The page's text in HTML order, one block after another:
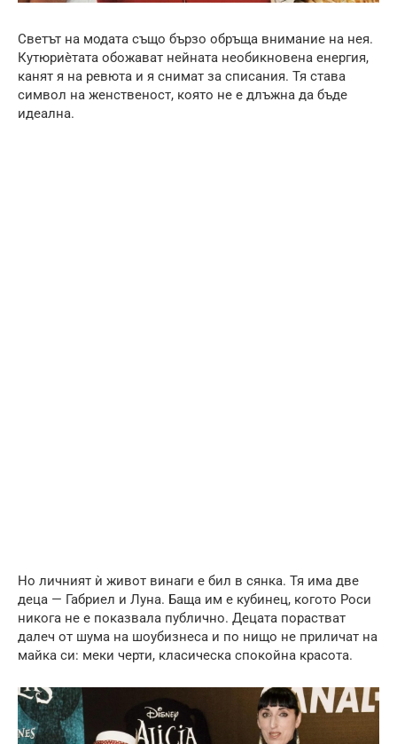
Светът на модата също бързо обръща внимание на нея.
Кутюриѐтата обожават нейната необикновена енергия,
канят я на ревюта и я снимат за списания. Тя става
символ на женственост, която не е длъжна да бъде
идеална.
Но личният ѝ живот винаги е бил в сянка. Тя има две
деца — Габриел и Луна. Баща им е кубинец, когото Роси
никога не е показвала публично. Децата порастват
далеч от шума на шоубизнеса и по нищо не приличат на
майка си: меки черти, класическа спокойна красота.